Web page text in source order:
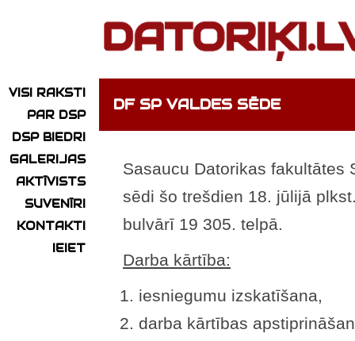
VISI RAKSTI
PAR DSP
DSP BIEDRI
GALERIJAS
AKTĪVISTS
SUVENĪRI
KONTAKTI
IEIET
DF SP VALDES SĒDE
Sasaucu Datorikas fakultātes
sēdi šo trešdien 18. jūlijā
bulvārī 19 305. telpā.
Darba kārtība:
iesniegumu izskatīšana,
darba kārtības